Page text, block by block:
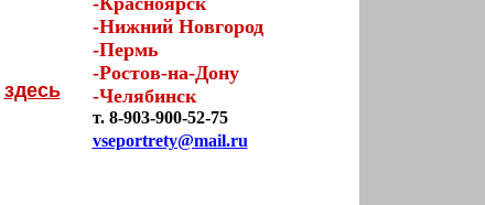
здесь
-Нижний Новгород
-Пермь
-Ростов-на-Дону
-Челябинск
т. 8-903-900-52-75
vseportrety@mail.ru